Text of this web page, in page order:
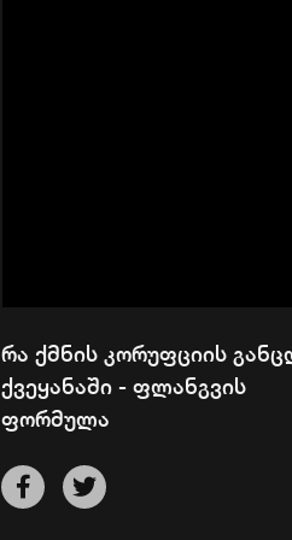
რა ქმნის კორუფციის
ქვეყანაში - ფლანგვის
ფორმულა